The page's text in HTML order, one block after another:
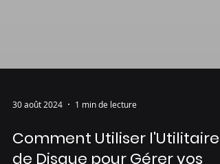
30 août 2024 1 min de lecture